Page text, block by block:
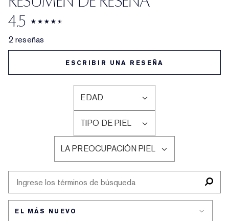
4.5
2 reseñas
ESCRIBIR UNA RESEÑA
EDAD
FILTRAR
RESEÑAS
POR
EDAD
TIPO DE PIEL
FILTRAR
RESEÑAS
POR
TIPO
DE
PIEL
LA PREOCUPACIÓN PIEL
FILTRAR
RESEÑAS
LA
PIEL